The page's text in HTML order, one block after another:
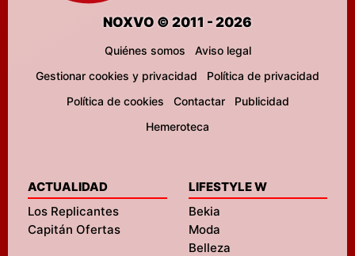
NOXVO © 2011 - 2026
Quiénes somos
Aviso legal
Gestionar cookies y privacidad
Política de privacidad
Política de cookies
Contactar
Publicidad
Hemeroteca
ACTUALIDAD
Los Replicantes
Capitán Ofertas
LIFESTYLE W
Bekia
Moda
Belleza